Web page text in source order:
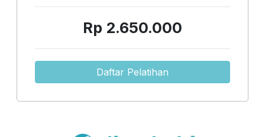
Rp 2.650.000
Daftar Pelatihan